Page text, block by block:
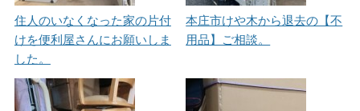
住人のいなくなった家の片付
けを便利屋さんにお願いしま
した。
本庄市けや木から退去の【不
用品】ご相談。